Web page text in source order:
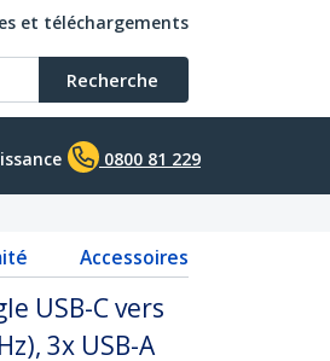
et téléchargements
Recherche
0800 81 229
Accessoires
USB-C vers
3x USB-A